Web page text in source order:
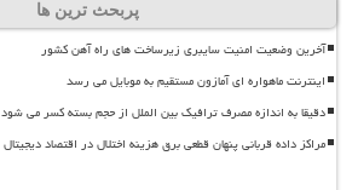
پربحث ترین ها
آخرین وضعیت امنیت سایبری زیرساخت های راه آهن کشور
اینترنت ماهواره ای آمازون مستقیم به موبایل می رسد
دقیقا به اندازه مصرف ترافیک بین الملل از حجم بسته کسر می شود
مراکز داده قربانی پنهان قطعی برق هزینه اختلال در اقتصاد دیجیتال